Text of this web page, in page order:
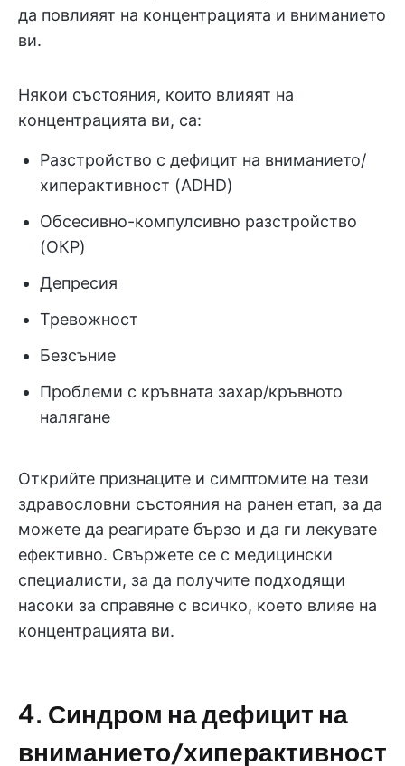
да повлияят на концентрацията и вниманието
ви.
Някои състояния, които влияят на
концентрацията ви, са:
Разстройство с дефицит на вниманието/
хиперактивност (ADHD)
Обсесивно-компулсивно разстройство
(ОКР)
Депресия
Тревожност
Безсъние
Проблеми с кръвната захар/кръвното
налягане
Открийте признаците и симптомите на тези
здравословни състояния на ранен етап, за да
можете да реагирате бързо и да ги лекувате
ефективно. Свържете се с медицински
специалисти, за да получите подходящи
насоки за справяне с всичко, което влияе на
концентрацията ви.
4. Синдром на дефицит на
вниманието/хиперактивност